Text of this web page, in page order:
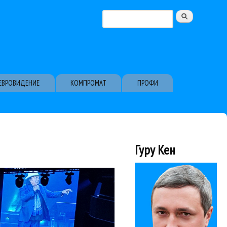
Форма поиска
КОМПРОМАТ
ПРОФИ
КЗ «Москва». А ведь
Гуру Кен